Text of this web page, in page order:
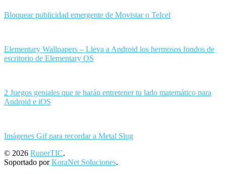
Bloquear publicidad emergente de Movistar o Telcel
Elementary Wallpapers – Lleva a Android los hermosos fondos de
escritorio de Elementary OS
2 Juegos geniales que te harán entretener tu lado matemático para
Android e iOS
Imágenes Gif para recordar a Metal Slug
© 2026 RuperTIC.
Soportado porKoraNet Soluciones.